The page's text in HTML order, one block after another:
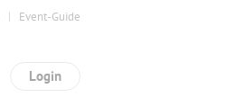
Event-Guide
Login